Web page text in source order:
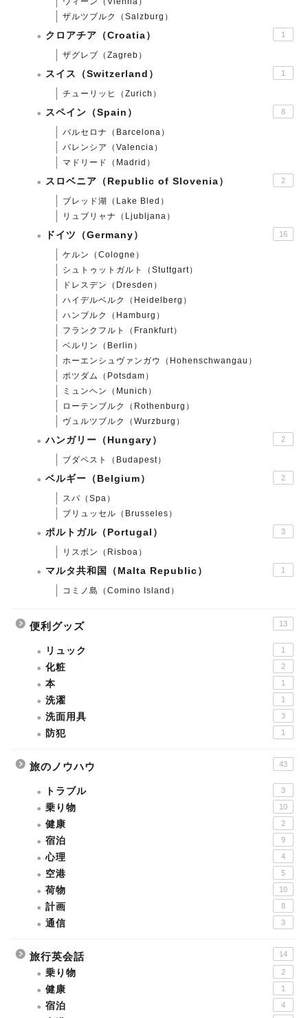
ザルツブルク（Salzburg）
クロアチア（Croatia） 1
ザグレブ（Zagreb）
スイス（Switzerland） 1
チューリッヒ（Zurich）
スペイン（Spain） 8
バルセロナ（Barcelona）
バレンシア（Valencia）
マドリード（Madrid）
スロベニア（Republic of Slovenia） 2
ブレッド湖（Lake Bled）
リュブリャナ（Ljubljana）
ドイツ（Germany） 16
ケルン（Cologne）
シュトゥットガルト（Stuttgart）
ドレスデン（Dresden）
ハイデルベルク（Heidelberg）
ハンブルク（Hamburg）
フランクフルト（Frankfurt）
ベルリン（Berlin）
ホーエンシュヴァンガウ（Hohenschwangau）
ポツダム（Potsdam）
ミュンヘン（Munich）
ローテンブルク（Rothenburg）
ヴュルツブルク（Wurzburg）
ハンガリー（Hungary） 2
ブダペスト（Budapest）
ベルギー（Belgium） 2
スパ（Spa）
ブリュッセル（Brusseles）
ポルトガル（Portugal） 3
リスボン（Risboa）
マルタ共和国（Malta Republic） 1
コミノ島（Comino Island）
便利グッズ 13
リュック 1
化粧 2
本 1
洗濯 1
洗面用具 3
防犯 1
旅のノウハウ 43
トラブル 3
乗り物 10
健康 2
宿泊 9
心理 4
空港 5
荷物 10
計画 8
通信 3
旅行英会話 14
乗り物 2
健康 1
宿泊 4